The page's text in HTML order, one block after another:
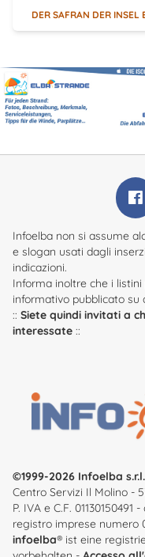
DER SAFRAN DER INSEL
Infoelba non si assume
e slogan usati dagli
indicazioni.
Informa inoltre che i
informativo pubblicato su
:: Siete quindi invitati a
interessate ::
©1999-2026 Infoelba
Centro Servizi Il Molino -
P. IVA e C.F.
registro imprese numero
infoelba® ist eine